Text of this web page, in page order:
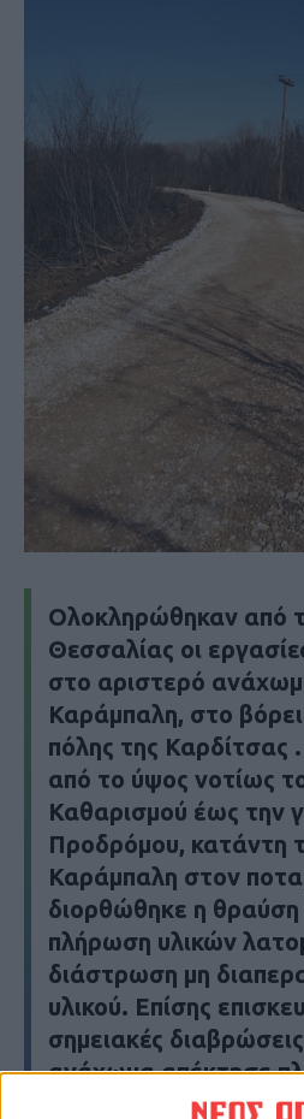
Ολοκληρώθηκαν από
Θεσσαλίας οι
στο αριστερό
Καράμπαλη, στο
πόλης της Καρδίτσας
από το ύψος νοτίως
Καθαρισμού έως την
Προδρόμου, κατάντη
Καράμπαλη στον
διορθώθηκε η
πλήρωση υλικών
διάστρωση μη
υλικού. Επίσης
σημειακές
ανάχωμα απέκτησε
διάστρωση της